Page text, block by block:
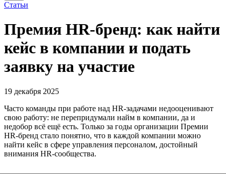
Статьи
Премия HR-бренд: как найти
кейс в компании и подать
заявку на участие
19 декабря 2025
Часто команды при работе над HR-задачами недооценивают
свою работу: не перепридумали найм в компании, да и
недобор всё ещё есть. Только за годы организации Премии
HR-бренд стало понятно, что в каждой компании можно
найти кейс в сфере управления персоналом, достойный
внимания HR-сообщества.